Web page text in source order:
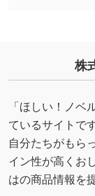
を生成し
URLをご指
いたしま
→詳しく見る
株
「ほしい！ノ
ているサイトです
自分たちがもら
イン性が高くお
はの商品情報を